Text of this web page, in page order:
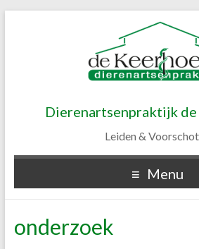
Dierenartsenpraktijk
Leiden &
Menu
onderzoek